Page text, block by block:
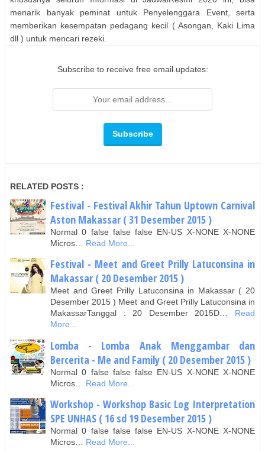
menarik banyak peminat untuk Penyelenggara Event, serta
memberikan kesempatan pedagang kecil ( Asongan, Kaki Lima
dll ) untuk mencari rezeki.
Subscribe to receive free email updates:
RELATED POSTS :
Festival - Festival Akhir Tahun Uptown Carnival
Aston Makassar ( 31 Desember 2015 )
Normal 0 false false false EN-US X-NONE X-NONE
Micros…
Read More...
Festival - Meet and Greet Prilly Latuconsina in
Makassar ( 20 Desember 2015 )
Meet and Greet Prilly Latuconsina in Makassar ( 20
Desember 2015 ) Meet and Greet Prilly Latuconsina in
MakassarTanggal : 20 Desember 2015D…
Read
More...
Lomba - Lomba Anak Menggambar dan
Bercerita - Me and Family ( 20 Desember 2015 )
Normal 0 false false false EN-US X-NONE X-NONE
Micros…
Read More...
Workshop - Workshop Basic Log Interpretation
SPE UNHAS ( 16 sd 19 Desember 2015 )
Normal 0 false false false EN-US X-NONE X-NONE
Micros…
Read More...